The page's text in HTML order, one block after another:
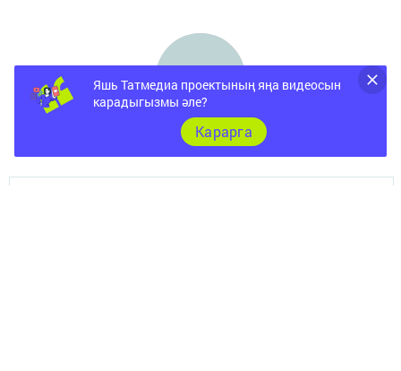
Яшь Татмедиа проектының яңа видеосын
карадыгызмы әле?
Карарга